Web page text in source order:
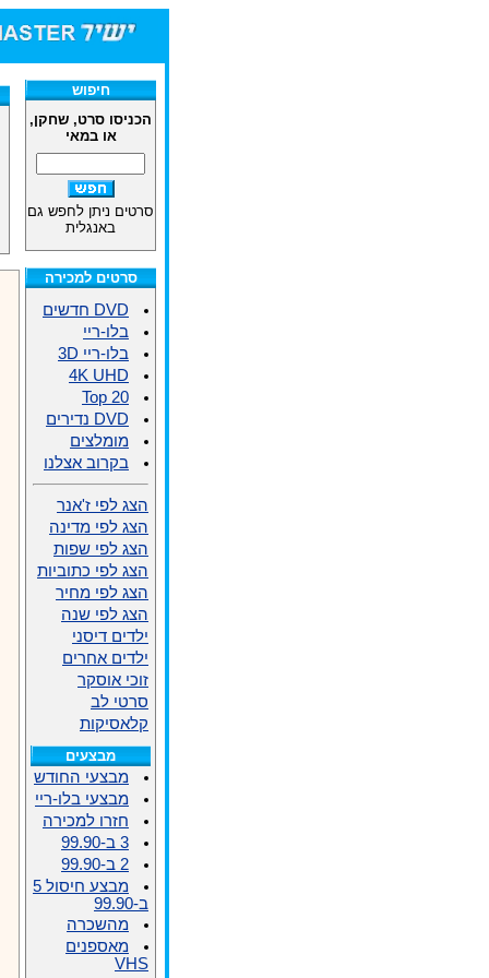
חיפוש
הכניסו סרט, שחקן,
או במאי
סרטים ניתן לחפש גם
באנגלית
סרטים למכירה
DVD חדשים
בלו-ריי
בלו-ריי 3D
4K UHD
Top 20
DVD נדירים
מומלצים
בקרוב אצלנו
הצג לפי ז'אנר
הצג לפי מדינה
הצג לפי שפות
הצג לפי כתוביות
הצג לפי מחיר
הצג לפי שנה
ילדים דיסני
ילדים אחרים
זוכי אוסקר
סרטי לב
קלאסיקות
מבצעים
מבצעי החודש
מבצעי בלו-ריי
חזרו למכירה
3 ב-99.90
2 ב-99.90
מבצע חיסול 5
ב-99.90
מהשכרה
מאספנים
VHS